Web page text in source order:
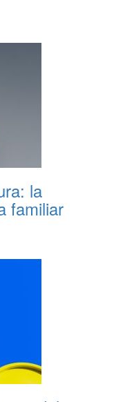
la
familiar